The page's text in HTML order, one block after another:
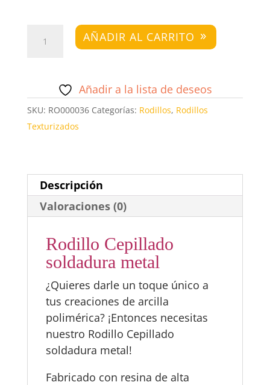
Cepillado
cantidad
AÑADIR AL CARRITO
Añadir a la lista de deseos
SKU: RO000036 Categorías: Rodillos, Rodillos
Texturizados
Descripción
Valoraciones (0)
Rodillo Cepillado
soldadura metal
¿Quieres darle un toque único a
tus creaciones de arcilla
polimérica? ¡Entonces necesitas
nuestro Rodillo Cepillado
soldadura metal!
Fabricado con resina de alta